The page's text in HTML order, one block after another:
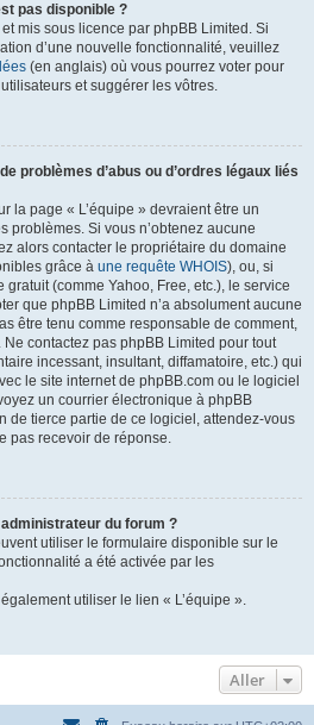
pas disponible ?
mis sous licence par phpBB Limited. Si
d’une nouvelle fonctionnalité, veuillez
(en anglais) où vous pourrez voter pour
et suggérer les vôtres.
problèmes d’abus ou d’ordres légaux liés
la page « L’équipe » devraient être un
problèmes. Si vous n’obtenez aucune
alors contacter le propriétaire du domaine
grâce à une requête WHOIS), ou, si
(comme Yahoo, Free, etc.), le service
que phpBB Limited n’a absolument aucune
être tenu comme responsable de comment,
contactez pas phpBB Limited pour tout
incessant, insultant, diffamatoire, etc.) qui
le site internet de phpBB.com ou le logiciel
un courrier électronique à phpBB
de tierce partie de ce logiciel, attendez-vous
pas recevoir de réponse.
du forum ?
utiliser le formulaire disponible sur le
a été activée par les
utiliser le lien « L’équipe ».
Aller